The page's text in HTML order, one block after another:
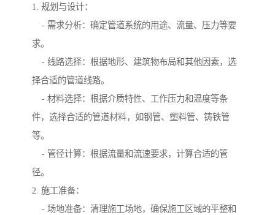
1. 规划与设计：
- 需求分析：确定管道系统的用途、流量、压力等要
求。
- 线路选择：根据地形、建筑物布局和其他因素，选
择合适的管道线路。
- 材料选择：根据介质特性、工作压力和温度等条
件，选择合适的管道材料，如钢管、塑料管、铸铁管
等。
- 管径计算：根据流量和流速要求，计算合适的管
径。
2. 施工准备：
- 场地准备：清理施工场地，确保施工区域的平整和